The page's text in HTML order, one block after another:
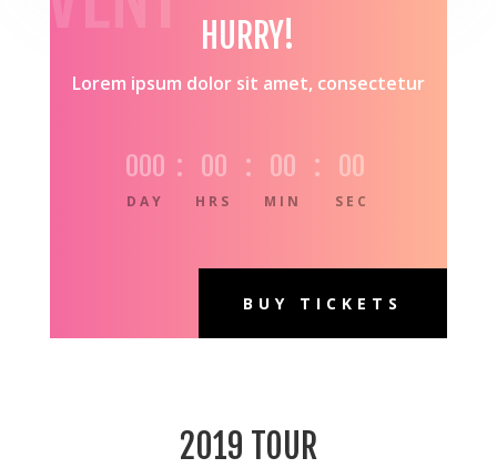
HURRY!
Lorem ipsum dolor sit amet, consectetur
000
DAY
: 00
HRS
: 00
MIN
: 00
SEC
BUY TICKETS
2019 TOUR